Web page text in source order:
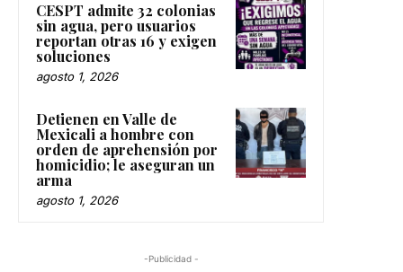
CESPT admite 32 colonias
sin agua, pero usuarios
reportan otras 16 y exigen
soluciones
agosto 1, 2026
Detienen en Valle de
Mexicali a hombre con
orden de aprehensión por
homicidio; le aseguran un
arma
agosto 1, 2026
-Publicidad -